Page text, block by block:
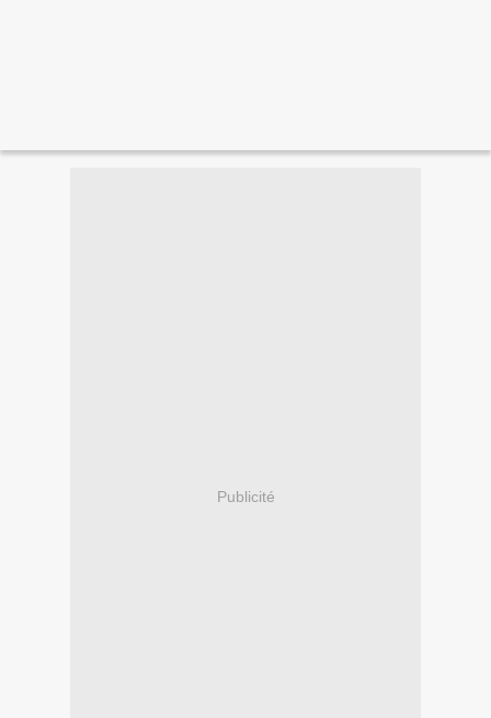
Publicité